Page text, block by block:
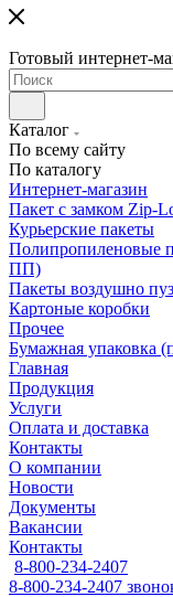
Готовый интернет-
Каталог
По всему сайту
По каталогу
Интернет-магазин
Пакет с замком Zip-
Курьерские пакеты
Полипропиленовые
ПП)
Пакеты воздушно
Картоные коробки
Прочее
Бумажная упаковка
Главная
Продукция
Услуги
Оплата и доставка
Контакты
О компании
Новости
Документы
Вакансии
Контакты
8-800-234-2407
8-800-234-2407